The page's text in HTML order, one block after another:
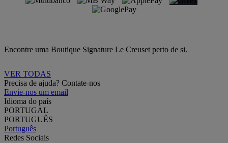
Encontre uma Boutique Signature Le Creuset perto de si.
VER TODAS
Precisa de ajuda? Contate-nos
Envie-nos um email
Idioma do país
PORTUGAL
PORTUGUÊS
Português
Redes Sociais